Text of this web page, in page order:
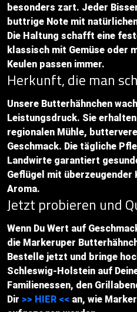
besonders zart. Jeder
buttrige Note mit
Die Haltung schafft eine
klassisch mit Gemüse oder
Keulen passen immer.
Herkunft, die man
Unsere Butterhähnchen
Leistungsdruck. Sie
regionalen Mühle,
Geschmack. Die tägliche
Landwirte garantiert
Geflügel mit überzeugender
Aroma.
Jetzt probieren und
Wenn Du Wert auf
die Markeruper
Bestelle jetzt und bringe
Schleswig-Holstein auf
Familienessen, den
Dir >> HIER << an, wie